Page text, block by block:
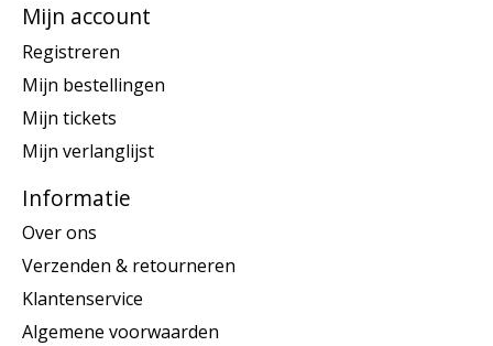
Mijn account
Registreren
Mijn bestellingen
Mijn tickets
Mijn verlanglijst
Informatie
Over ons
Verzenden & retourneren
Klantenservice
Algemene voorwaarden